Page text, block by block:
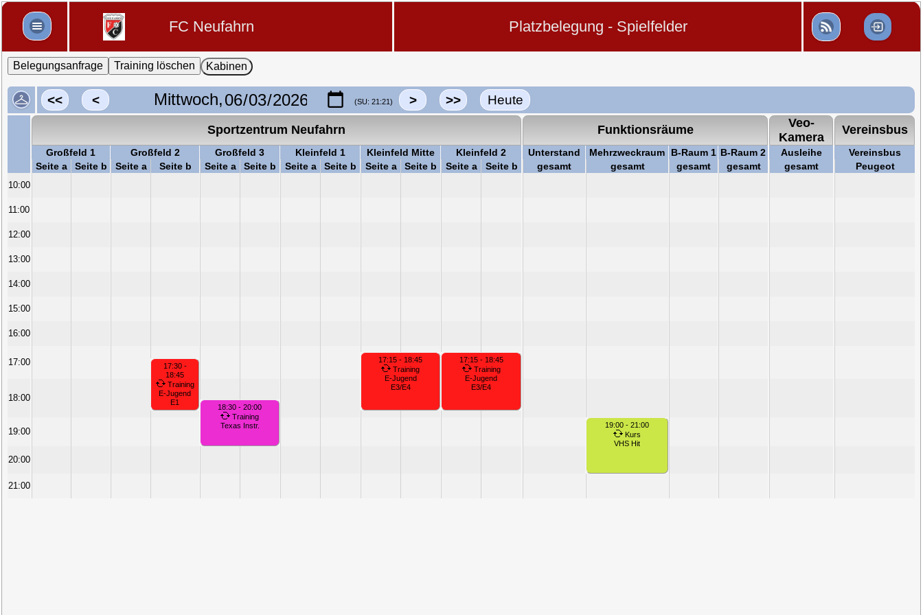
FC Neufahrn Platzbelegung - Spielfelder
Belegungsanfrage Training löschen Kabinen
<< < Mittwoch, (SU: 21:21) > >> Heute
Sportzentrum Neufahrn Funktionsräume
Veo-
Kamera
Vereinsbus
Großfeld 1 Großfeld 2 Großfeld 3 Kleinfeld 1 Kleinfeld Mitte Kleinfeld 2 Unterstand Mehrzweckraum B-Raum 1 B-Raum 2 Ausleihe
Vereinsbus
Seite a
Seite b Seite a Seite b Seite a Seite b Seite a Seite b Seite a Seite b Seite a Seite b gesamt gesamt gesamt gesamt gesamt Peugeot
10:00
11:00
12:00
13:00
14:00
15:00
16:00
17:00
17:15 - 18:45
Training
E-Jugend
E3/E4
17:15 - 18:45
Training
E-Jugend
E3/E4
17:30 -
18:45
Training
E-Jugend
E1
18:00
18:30 - 20:00
Training
Texas Instr.
19:00
19:00 - 21:00
Kurs
VHS Hit
20:00
21:00